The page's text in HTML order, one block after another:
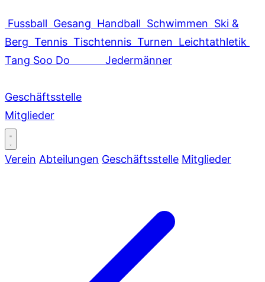
Fussball Gesang Handball Schwimmen Ski &
Berg Tennis Tischtennis Turnen Leichtathletik
Tang Soo Do
Jedermänner
Geschäftsstelle
Mitglieder
Verein Abteilungen Geschäftsstelle Mitglieder